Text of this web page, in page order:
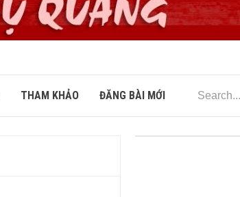
THAM KHẢO ĐĂNG BÀI MỚI